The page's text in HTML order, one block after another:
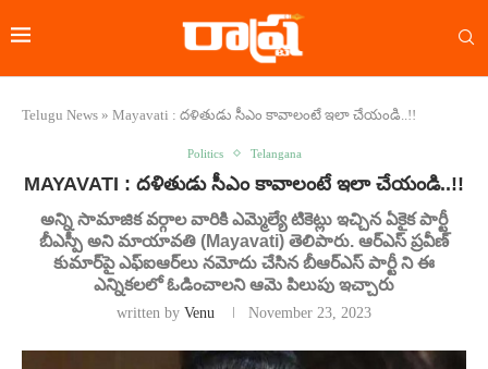
Telugu News » Mayavati : దళితుడు సీఎం కావాలంటే ఇలా చేయండి..!!
Politics Telangana
MAYAVATI : దళితుడు సీఎం కావాలంటే ఇలా చేయండి..!!
అన్ని సామాజిక వర్గాల వారికి ఎమ్మెల్యే టికెట్లు ఇచ్చిన ఏకైక పార్టీ
బీఎస్పీ అని మాయావతి (Mayavati) తెలిపారు. ఆర్‌ఎస్‌ ప్రవీణ్
కుమార్‌పై ఎఫ్‌ఐఆర్‌లు నమోదు చేసిన బీఆర్ఎస్ పార్టీ ని ఈ
ఎన్నిక‌ల‌లో ఓడించాల‌ని ఆమె పిలుపు ఇచ్చారు
written by Venu November 23, 2023